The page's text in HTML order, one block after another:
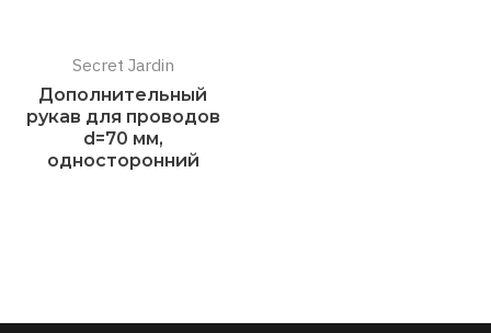
Secret Jardin
Дополнительный
рукав для проводов
d=70 мм,
односторонний